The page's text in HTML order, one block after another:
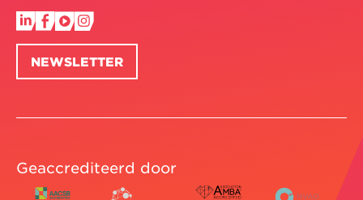
NEWSLETTER
Geaccrediteerd door